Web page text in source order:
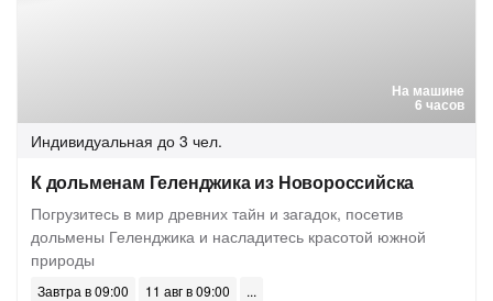
На машине
6 часов
Индивидуальная до 3 чел.
К дольменам Геленджика из Новороссийска
Погрузитесь в мир древних тайн и загадок, посетив
дольмены Геленджика и насладитесь красотой южной
природы
Завтра в 09:00
11 авг в 09:00